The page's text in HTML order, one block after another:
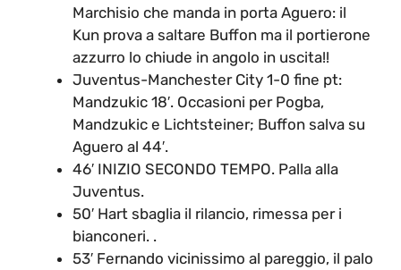
Marchisio che manda in porta Aguero: il
Kun prova a saltare Buffon ma il portierone
azzurro lo chiude in angolo in uscita!!
Juventus-Manchester City 1-0 fine pt:
Mandzukic 18′. Occasioni per Pogba,
Mandzukic e Lichtsteiner; Buffon salva su
Aguero al 44′.
46′ INIZIO SECONDO TEMPO. Palla alla
Juventus.
50′ Hart sbaglia il rilancio, rimessa per i
bianconeri. .
53′ Fernando vicinissimo al pareggio, il palo